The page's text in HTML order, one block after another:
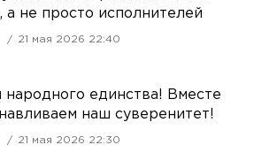
а не просто исполнителей
21 мая 2026 22:40
единства! Вместе
наш суверенитет!
21 мая 2026 22:30